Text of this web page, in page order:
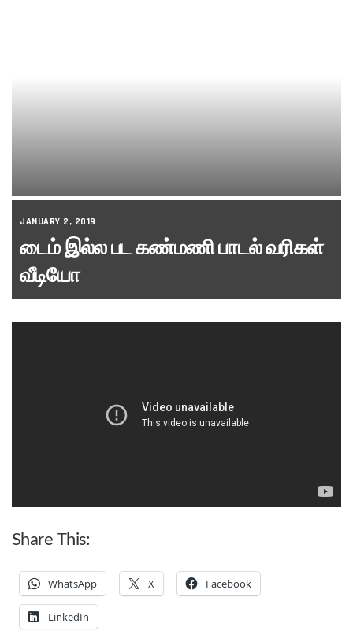
JANUARY 2, 2019
டைம் இல்ல பட கண்மணி பாடல் வரிகள்
வீடியோ
Share This:
WhatsApp X Facebook
LinkedIn